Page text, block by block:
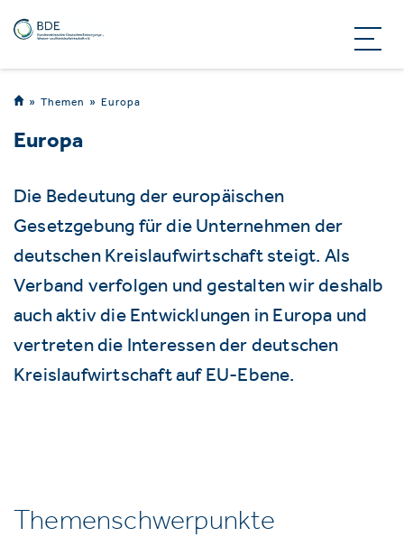
Themen Europa
Europa
Die Bedeutung der europäischen
Gesetzgebung für die Unternehmen der
deutschen Kreislaufwirtschaft steigt. Als
Verband verfolgen und gestalten wir deshalb
auch aktiv die Entwicklungen in Europa und
vertreten die Interessen der deutschen
Kreislaufwirtschaft auf EU-Ebene.
Themenschwerpunkte